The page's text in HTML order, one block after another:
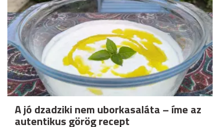
A jó dzadziki nem uborkasaláta – íme az
autentikus görög recept